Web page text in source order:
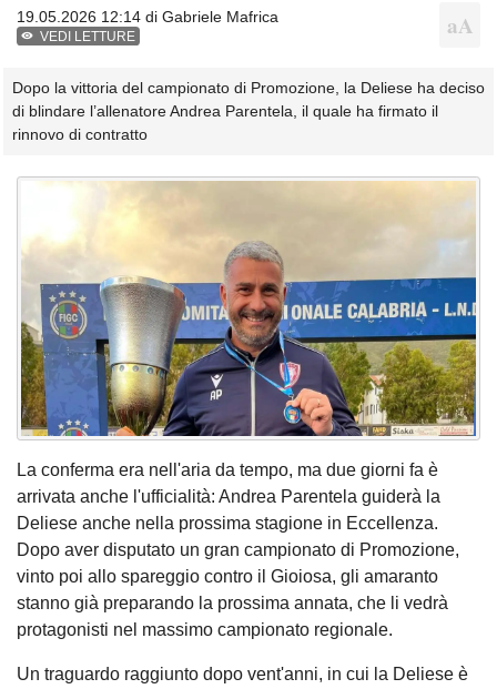
19.05.2026 12:14 di Gabriele Mafrica
VEDI LETTURE
Dopo la vittoria del campionato di Promozione, la Deliese ha deciso
di blindare l’allenatore Andrea Parentela, il quale ha firmato il
rinnovo di contratto
La conferma era nell'aria da tempo, ma due giorni fa è
arrivata anche l'ufficialità: Andrea Parentela guiderà la
Deliese anche nella prossima stagione in Eccellenza.
Dopo aver disputato un gran campionato di Promozione,
vinto poi allo spareggio contro il Gioiosa, gli amaranto
stanno già preparando la prossima annata, che li vedrà
protagonisti nel massimo campionato regionale.
Un traguardo raggiunto dopo vent'anni, in cui la Deliese è